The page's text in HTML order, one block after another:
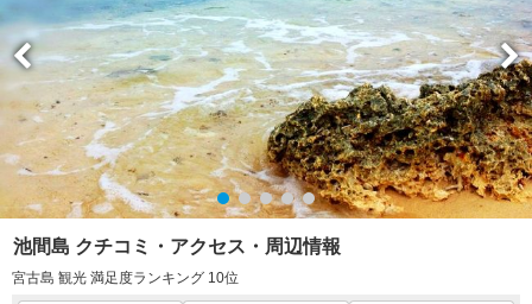
池間島 クチコミ・アクセス・周辺情報
宮古島 観光 満足度ランキング 10位